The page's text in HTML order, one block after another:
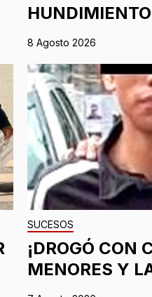
8 Agosto 2026
SUCESOS
¡DROGÓ CON
MENORES Y